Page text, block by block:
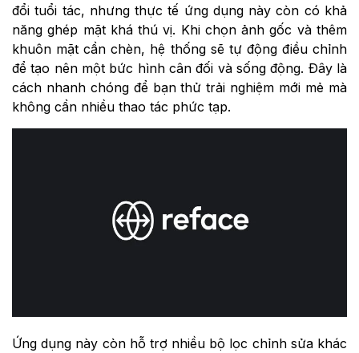
đổi tuổi tác, nhưng thực tế ứng dụng này còn có khả
năng ghép mặt khá thú vị. Khi chọn ảnh gốc và thêm
khuôn mặt cần chèn, hệ thống sẽ tự động điều chỉnh
để tạo nên một bức hình cân đối và sống động. Đây là
cách nhanh chóng để bạn thử trải nghiệm mới mẻ mà
không cần nhiều thao tác phức tạp.
Ứng dụng này còn hỗ trợ nhiều bộ lọc chỉnh sửa khác